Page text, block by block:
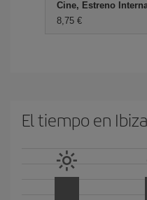
Cine, Estreno
8,75 €
El tiempo en Ibiza